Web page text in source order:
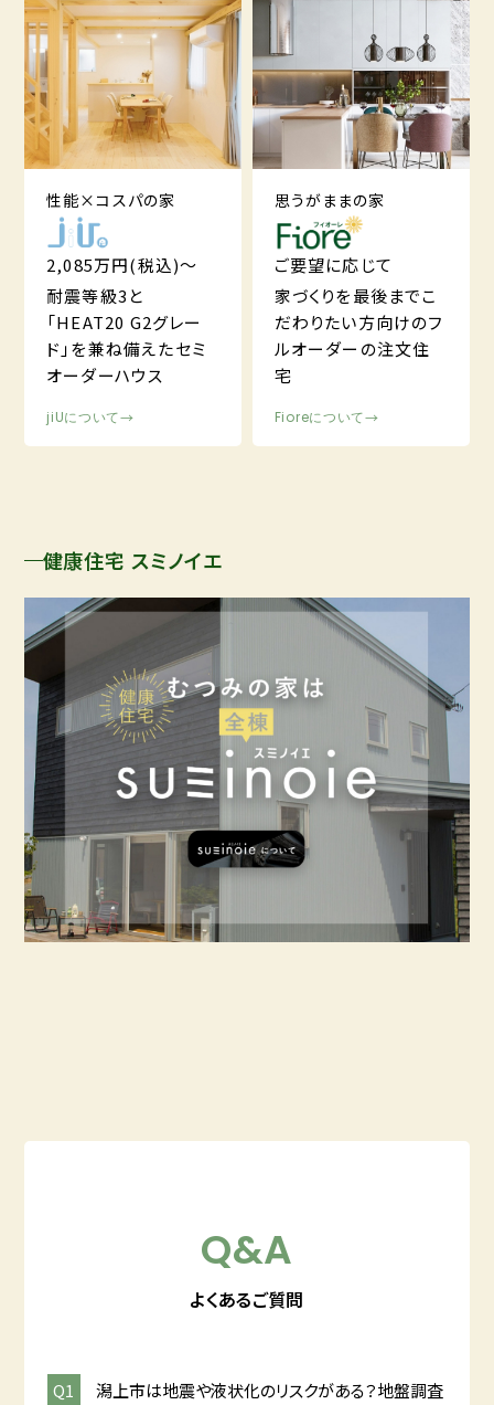
性能×コスパの家
2,085万円(税込)～
耐震等級3と
「HEAT20 G2グレー
ド」を兼ね備えたセミ
オーダーハウス
jiUについて→
思うがままの家
ご要望に応じて
家づくりを最後までこ
だわりたい方向けのフ
ルオーダーの注文住
宅
Fioreについて→
健康住宅 スミノイエ
Q&A
よくあるご質問
潟上市は地震や液状化のリスクがある？地盤調査